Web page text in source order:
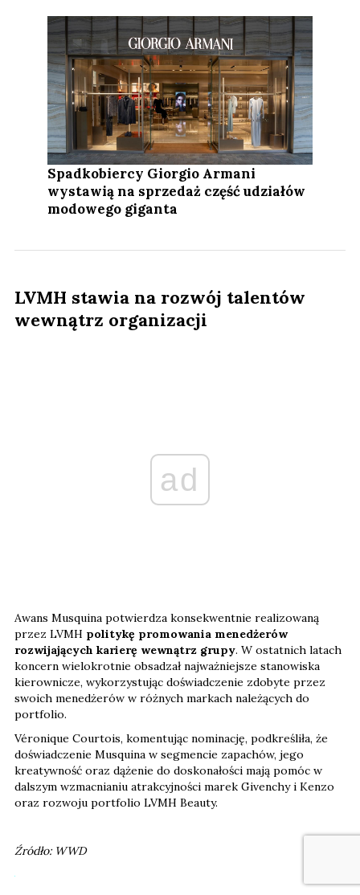
Spadkobiercy Giorgio Armani
wystawią na sprzedaż część udziałów
modowego giganta
LVMH stawia na rozwój talentów
wewnątrz organizacji
ad
Awans Musquina potwierdza konsekwentnie realizowaną
przez LVMH politykę promowania menedżerów
rozwijających karierę wewnątrz grupy. W ostatnich latach
koncern wielokrotnie obsadzał najważniejsze stanowiska
kierownicze, wykorzystując doświadczenie zdobyte przez
swoich menedżerów w różnych markach należących do
portfolio.
Véronique Courtois, komentując nominację, podkreśliła, że
doświadczenie Musquina w segmencie zapachów, jego
kreatywność oraz dążenie do doskonałości mają pomóc w
dalszym wzmacnianiu atrakcyjności marek Givenchy i Kenzo
oraz rozwoju portfolio LVMH Beauty.
Źródło: WWD